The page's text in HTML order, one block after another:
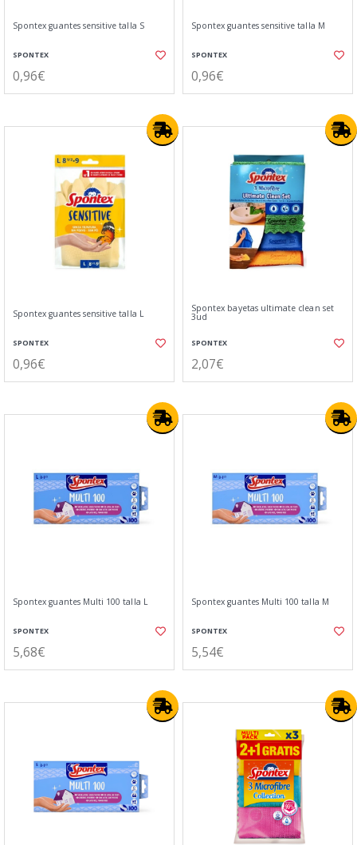
Spontex guantes sensitive talla S
SPONTEX
0,96€
Spontex guantes sensitive talla M
SPONTEX
0,96€
Spontex guantes sensitive talla L
SPONTEX
0,96€
Spontex bayetas ultimate clean set
3ud
SPONTEX
2,07€
Spontex guantes Multi 100 talla L
SPONTEX
5,68€
Spontex guantes Multi 100 talla M
SPONTEX
5,54€